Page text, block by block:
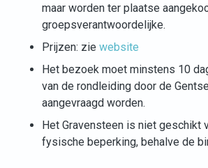
maar worden ter plaatse
groepsverantwoordelijke.
Prijzen: zie website
Het bezoek moet minstens 10
van de rondleiding door de
aangevraagd worden.
Het Gravensteen is niet geschikt
fysische beperking, behalve de